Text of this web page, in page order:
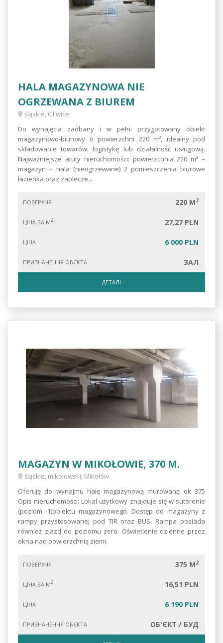
HALA MAGAZYNOWA NIE
OGRZEWANA Z BIUREM
śląskie, Gliwice
Do wynajęcia zadbany i w pełni przygotowany obiekt
magazynowo-biurowy o powierzchni 220 m², idealny pod
składowanie towarów, logistykę lub działalność usługową.
Najważniejsze atuty nieruchomości: powierzchnia 220 m² –
magazyn + hala (nieogrzewane) 2 pomieszczenia biurowe
łazienka oraz zaplecze...
ПОВЕРХНЯ 220 M2
ЦІНА ЗА М2 27,27 PLN
ЦІНА 6 000 PLN
ПРИЗНАЧЕННЯ ОБЄКТА ЗАЛ
ДЕТАЛІ
MAGAZYN W MIKOŁOWIE, 370 M.
śląskie, mikołowski, Mikołów
Oferuję do wynajmu halę magazynową murowaną ok 375
Opis nieruchomości: Lokal użytkowy znajduje się w suterenie
(poziom -1)obiektu magazynowego. Dostęp do magazyny z
rampy przystosowanej pod TIR oraz BUS. Rampa posiada
również zjazd do poziomu zero. Oświetlenie dzienne przez
okna nad powierzchnią ziemi.
ПОВЕРХНЯ 375 M2
ЦІНА ЗА М2 16,51 PLN
ЦІНА 6 190 PLN
ПРИЗНАЧЕННЯ ОБЄКТА ОБ'ЄКТ / БУД